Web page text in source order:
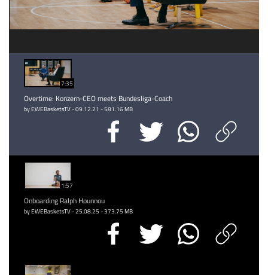
7:35
Overtime: Konzern-CEO meets Bundesliga-Coach
by EWEBasketsTV - 09.12.21 - 581.16 MB
1:57
Onboarding Ralph Hounnou
by EWEBasketsTV - 25.08.25 - 373.75 MB